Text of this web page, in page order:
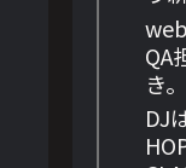
QA
き
DJ